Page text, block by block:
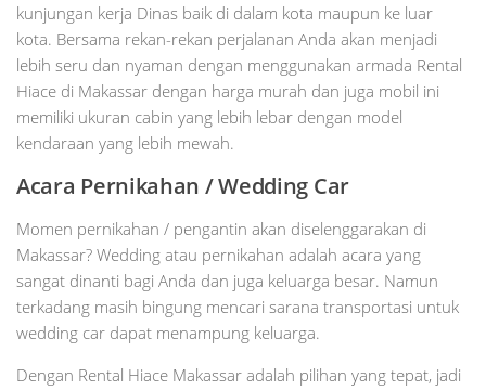
kunjungan kerja Dinas baik di dalam kota maupun ke luar
kota. Bersama rekan-rekan perjalanan Anda akan menjadi
lebih seru dan nyaman dengan menggunakan armada Rental
Hiace di Makassar dengan harga murah dan juga mobil ini
memiliki ukuran cabin yang lebih lebar dengan model
kendaraan yang lebih mewah.
Acara Pernikahan / Wedding Car
Momen pernikahan / pengantin akan diselenggarakan di
Makassar? Wedding atau pernikahan adalah acara yang
sangat dinanti bagi Anda dan juga keluarga besar. Namun
terkadang masih bingung mencari sarana transportasi untuk
wedding car dapat menampung keluarga.
Dengan Rental Hiace Makassar adalah pilihan yang tepat, jadi